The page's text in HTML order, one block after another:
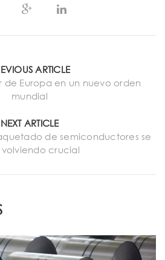
ARTICLE
de Europa en un nuevo orden
mundial
NEXT ARTICLE
de semiconductores se
volviendo crucial